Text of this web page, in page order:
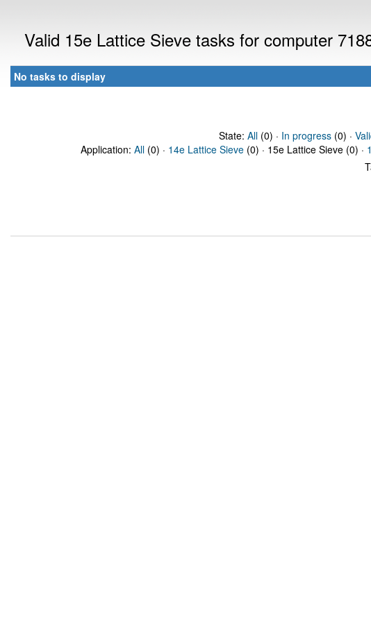
Valid 15e Lattice Sieve tasks for computer
No tasks to display
State: All(0) · In progress(0) ·
Application: All (0) · 14e Lattice Sieve (0) · 15e Lattice Sieve (0) ·